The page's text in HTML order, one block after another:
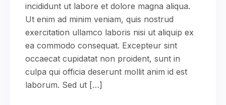
incididunt ut labore et dolore magna aliqua.
Ut enim ad minim veniam, quis nostrud
exercitation ullamco laboris nisi ut aliquip ex
ea commodo consequat. Excepteur sint
occaecat cupidatat non proident, sunt in
culpa qui officia deserunt mollit anim id est
laborum. Sed ut […]